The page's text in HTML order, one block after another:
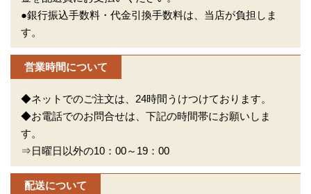
●銀行振込手数料・代金引換手数料は、当店が負担しま
す。
営業時間について
◆ネットでのご注文は、24時間うけつけております。
◆お電話でのお問合せは、下記の時間帯にお願いしま
す。
⇒日曜日以外の10：00～19：00
配送について